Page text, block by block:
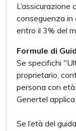
L’assicurazione
conseguenza in
entro il 3% del
Formule di
Se specifichi
proprietario,
persona con età
Genertel
Se l’età del